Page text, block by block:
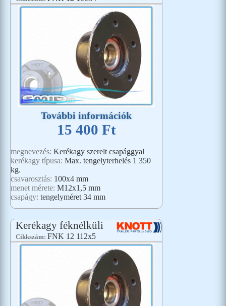
További információk
15 400 Ft
megnevezés: Kerékagy szerelt csapággyal
kerékagy típusa: Max. tengelyterhelés 1 350
kg.
csavarosztás: 100x4 mm
menet mérete: M12x1,5 mm
csapágy: tengelyméret 34 mm
Kerékagy féknélküli
Cikkszám: FNK 12 112x5